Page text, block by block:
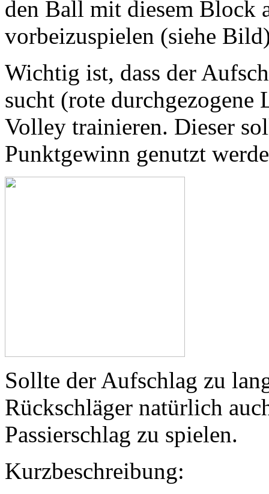
den Ball mit diesem Block
vorbeizuspielen (siehe
Wichtig ist, dass der
sucht (rote
Volley trainieren. Dieser
Punktgewinn genutzt
Sollte der Aufschlag zu
Rückschläger natürlich
Passierschlag zu spielen.
Kurzbeschreibung: